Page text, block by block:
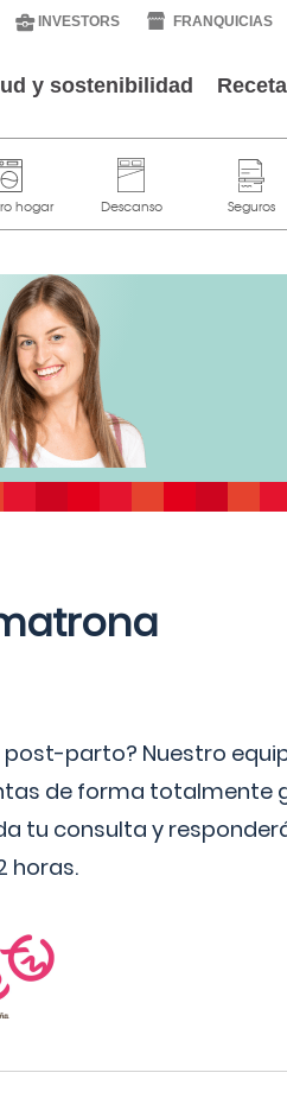
INVESTORS FRANQUICIAS
y sostenibilidad
parto? Nuestro
de forma totalmente
tu consulta y
horas.